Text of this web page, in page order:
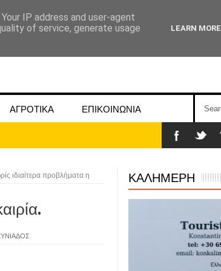
ΑΓΡΟΤΙΚΑ ΕΠΙΚΟΙΝΩΝΙΑ
1942
ιδιαίτερα προβλήματα η
ΚΑΛΗΜΕΡΗ
IP address and user-agent
of service, generate usage
LEARN MORE